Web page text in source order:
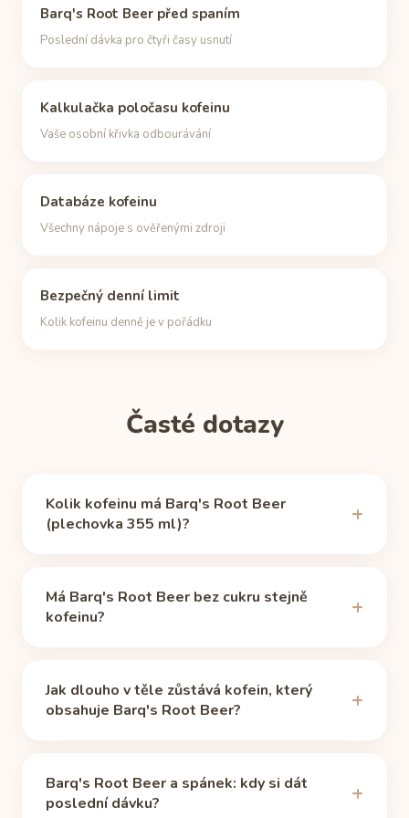
Barq's Root Beer před spaním
Poslední dávka pro čtyři časy usnutí
Kalkulačka poločasu kofeinu
Vaše osobní křivka odbourávání
Databáze kofeinu
Všechny nápoje s ověřenými zdroji
Bezpečný denní limit
Kolik kofeinu denně je v pořádku
Časté dotazy
Kolik kofeinu má Barq's Root Beer
(plechovka 355 ml)?
(plechovka 355 ml), podle zdroje
Caffeine Informer
(ověřeno 11. 6. 2026). To je přibližně 23 % kofeinu
Má Barq's Root Beer bez cukru stejně
kofeinu?
cukru od běžné verze (22 mg) liší. Než ji započítáte
do denního příjmu, zkontrolujte etiketu konkrétní
Jak dlouho v těle zůstává kofein, který
obsahuje Barq's Root Beer?
dávky 22 mg (plechovka 355 ml) tak po 5 hodinách
zbývá asi 11 mg a po 10 hodinách 6 mg.
Barq's Root Beer a spánek: kdy si dát
poslední dávku?